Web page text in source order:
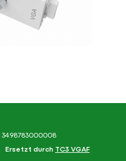
3498783000008
Ersetzt durch TC3 VGAF